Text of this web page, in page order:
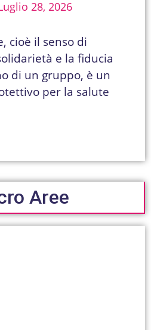
28, 2026
cioè il senso di
e la fiducia
di un gruppo, è un
per la salute
Aree